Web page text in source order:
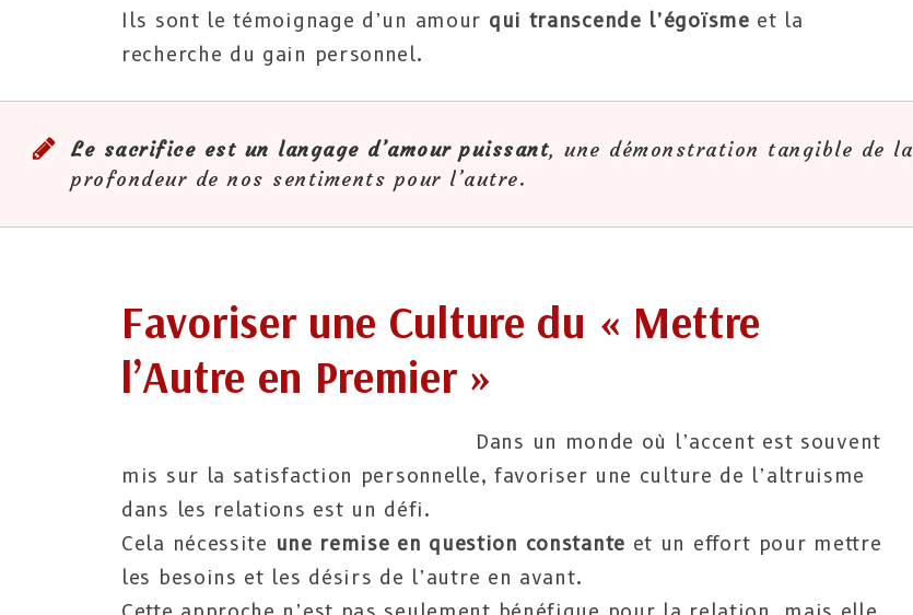
Ils sont le témoignage d’un amour qui transcende l’égoïsme et la
recherche du gain personnel.
Le sacrifice est un langage d’amour puissant, une démonstration tangible de la
profondeur de nos sentiments pour l’autre.
Favoriser une Culture du « Mettre
l’Autre en Premier »
Dans un monde où l’accent est souvent
mis sur la satisfaction personnelle, favoriser une culture de l’altruisme
dans les relations est un défi.
Cela nécessite une remise en question constante et un effort pour mettre
les besoins et les désirs de l’autre en avant.